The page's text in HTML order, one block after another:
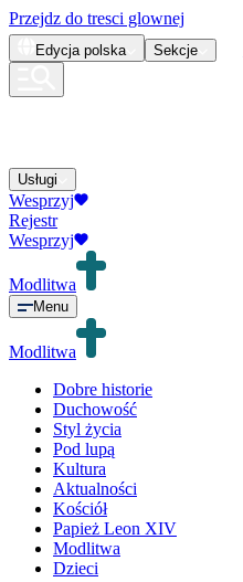
Przejdz do tresci glownej
Edycja polska Sekcje
Usługi
Wesprzyj
Rejestr
Wesprzyj
Modlitwa
Menu
Modlitwa
Dobre historie
Duchowość
Styl życia
Pod lupą
Kultura
Aktualności
Kościół
Papież Leon XIV
Modlitwa
Dzieci